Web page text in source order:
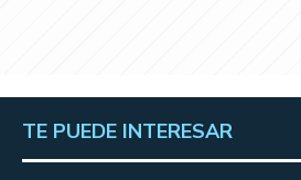
TE PUEDE INTERESAR